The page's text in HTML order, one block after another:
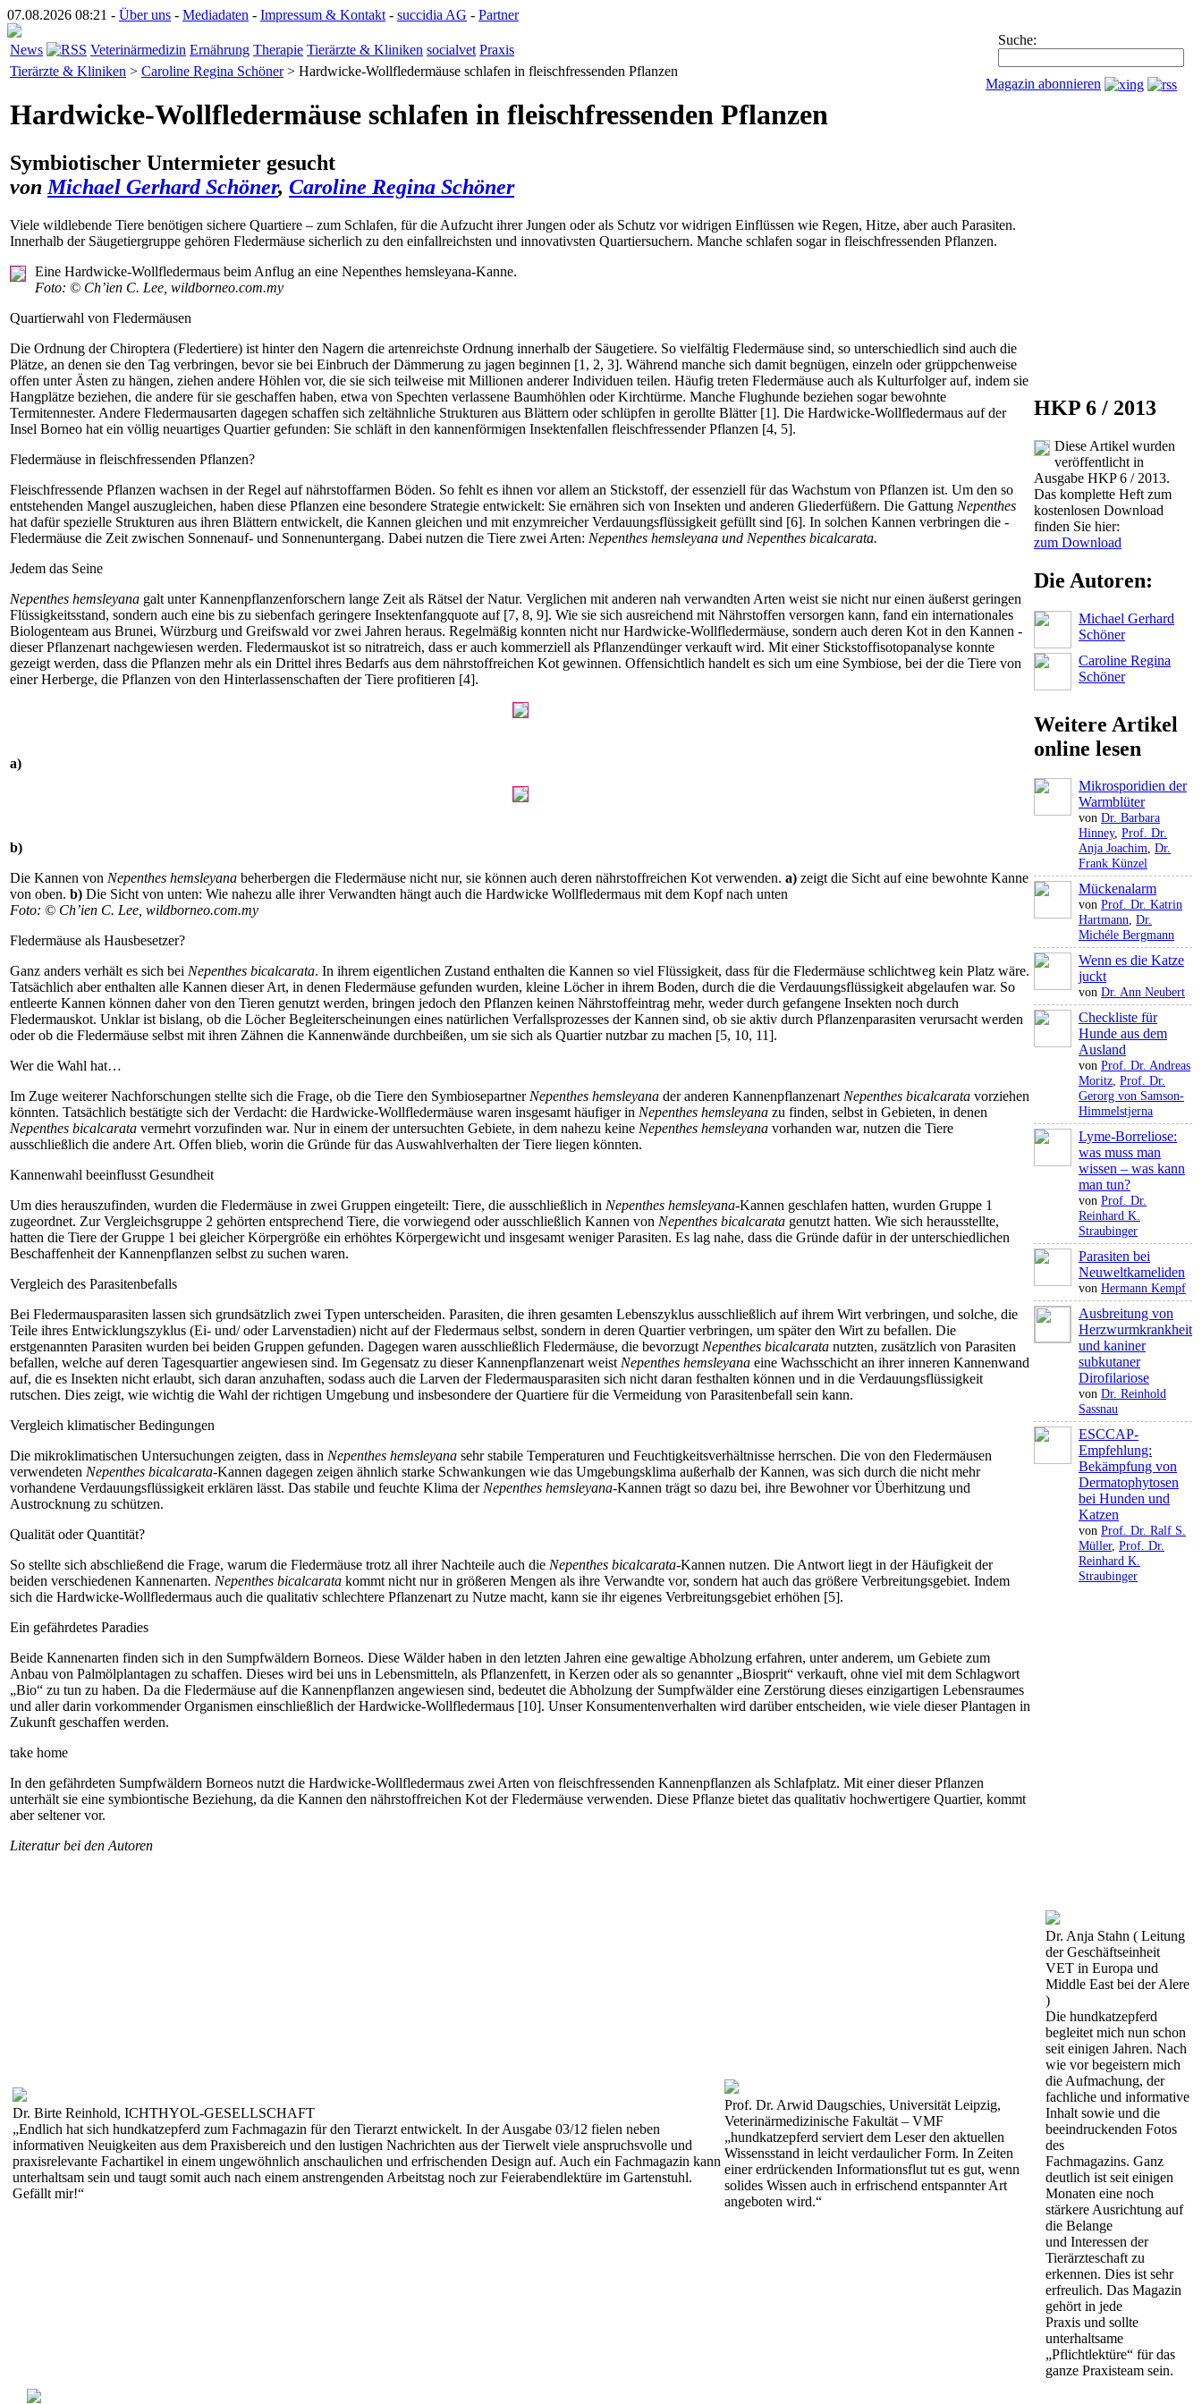
07.08.2026 08:21 - Über uns - Mediadaten - Impressum & Kontakt - succidia AG - Partner
Suche:
Magazin abonnieren
News Veterinärmedizin Ernährung Therapie Tierärzte & Kliniken socialvet Praxis
Tierärzte & Kliniken > Caroline Regina Schöner> Hardwicke-Wollfledermäuse schlafen in fleischfressenden Pflanzen
Hardwicke-Wollfledermäuse schlafen in fleischfressenden Pflanzen
Symbiotischer Untermieter gesucht
von Michael Gerhard Schöner, Caroline Regina Schöner
Viele wildlebende Tiere benötigen sichere Quartiere – zum Schlafen, für die Aufzucht ihrer Jungen oder als Schutz vor widrigen Einflüssen wie Regen, Hitze, aber auch Parasiten.
Innerhalb der Säugetiergruppe gehören Fledermäuse sicherlich zu den einfallreichsten und innovativsten Quartiersuchern. Manche schlafen sogar in fleischfressenden Pflanzen.
Eine Hardwicke-Wollfledermaus beim Anflug an eine Nepenthes hemsleyana-Kanne.
Foto: © Ch’ien C. Lee, wildborneo.com.my
Quartierwahl von Fledermäusen
Die Ordnung der Chiroptera (Fledertiere) ist hinter den Nagern die artenreichste Ordnung innerhalb der Säugetiere. So vielfältig Fledermäuse sind, so unterschiedlich sind auch die
Plätze, an denen sie den Tag verbringen, bevor sie bei Einbruch der Dämmerung zu jagen beginnen [1, 2, 3]. Während manche sich damit begnügen, einzeln oder grüppchenweise
offen unter Ästen zu hängen, ziehen andere Höhlen vor, die sie sich teilweise mit Millionen anderer Indi­viduen teilen. Häufig treten Fledermäuse auch als Kulturfolger auf, indem sie
Hangplätze beziehen, die andere für sie geschaffen haben, etwa von Spechten verlassene Baumhöhlen oder Kirchtürme. Manche Flughunde beziehen sogar bewohnte
Termitennester. Andere Fledermausarten dagegen schaffen sich zeltähnliche Strukturen aus Blättern oder schlüpfen in gerollte Blätter [1]. Die Hardwicke-Wollfledermaus auf der
Insel Borneo hat ein völlig neuartiges Quartier gefunden: Sie schläft in den ­kannenförmigen Insektenfallen fleischfressender Pflanzen [4, 5].
Fledermäuse in fleischfressenden Pflanzen?
Fleischfressende Pflanzen wachsen in der Regel auf nährstoffarmen Böden. So fehlt es ihnen vor allem an Stickstoff, der essenziell für das Wachstum von Pflanzen ist. Um den so
entstehenden Mangel aus­zugleichen, haben diese Pflanzen eine besondere Strategie entwickelt: Sie ernähren sich von Insekten und anderen Glieder­füßern. Die Gattung Nepenthes
hat dafür spezielle Strukturen aus ihren Blättern entwickelt, die Kannen gleichen und mit enzym­reicher Verdauungsflüssigkeit gefüllt sind [6]. In solchen Kannen verbringen die ­
Fledermäuse die Zeit zwischen Sonnenauf- und Sonnenuntergang. Dabei nutzen die Tiere zwei Arten: Nepenthes hemsleyana und Nepenthes bicalcarata.
Jedem das Seine
Nepenthes hemsleyana galt unter Kannenpflanzenforschern lange Zeit als Rätsel der Natur. Verglichen mit anderen nah verwandten Arten weist sie nicht nur einen äußerst geringen
Flüssigkeitsstand, sondern auch eine bis zu siebenfach geringere Insektenfangquote auf [7, 8, 9]. Wie sie sich ausreichend mit Nährstoffen versorgen kann, fand ein internationales
Biologenteam aus Brunei, Würzburg und Greifswald vor zwei Jahren heraus. Regelmäßig konnten nicht nur Hardwicke-Wollfledermäuse, sondern auch deren Kot in den Kannen ­
dieser Pflanzenart nachgewiesen werden. Fledermauskot ist so nitratreich, dass er auch kommerziell als Pflanzendünger verkauft wird. Mit einer Stickstoffisotopanalyse konnte
gezeigt werden, dass die Pflanzen mehr als ein Drittel ihres Bedarfs aus dem nährstoffreichen Kot gewinnen. Offensichtlich handelt es sich um eine Symbiose, bei der die Tiere von
einer Herberge, die Pflanzen von den Hinterlassenschaften der Tiere profitieren [4].
a)
b)
Die Kannen von Nepenthes hemsleyana beherbergen die Fledermäuse nicht nur, sie können auch deren nährstoffreichen Kot verwenden. a) zeigt die Sicht auf eine bewohnte Kanne
von oben. b) Die Sicht von unten: Wie nahezu alle ihrer Verwandten hängt auch die Hardwicke Wollfledermaus mit dem Kopf nach unten
Foto: © Ch’ien C. Lee, wildborneo.com.my
Fledermäuse als Hausbesetzer?
Ganz anders verhält es sich bei Nepenthes bicalcarata. In ihrem eigentlichen Zustand enthalten die Kannen so viel Flüssigkeit, dass für die Fledermäuse schlichtweg kein Platz wäre.
Tatsächlich aber enthalten alle Kannen dieser Art, in denen Fledermäuse gefunden wurden, kleine Löcher in ihrem Boden, durch die die Verdauungsflüssigkeit abgelaufen war. So
entleerte Kannen können daher von den Tieren genutzt werden, bringen jedoch den Pflanzen keinen Nährstoffeintrag mehr, weder durch gefangene Insekten noch durch
Fledermauskot. Unklar ist bislang, ob die Löcher Begleiterscheinungen eines natürlichen Verfallsprozesses der Kannen sind, ob sie aktiv durch Pflanzenparasiten verursacht werden
oder ob die Fledermäuse selbst mit ihren Zähnen die Kannenwände durchbeißen, um sie sich als Quartier nutzbar zu machen [5, 10, 11].
Wer die Wahl hat…
Im Zuge weiterer Nachforschungen stellte sich die Frage, ob die Tiere den Symbiosepartner Nepenthes hemsleyana der anderen Kannenpflanzenart Nepenthes bicalcarata vorziehen
könnten. Tatsächlich bestätigte sich der Verdacht: die Hardwicke-Woll­fledermäuse waren insgesamt häufiger in Nepenthes hemsleyana zu finden, selbst in Gebieten, in denen
Nepenthes bicalcarata vermehrt vorzufinden war. Nur in einem der untersuchten Gebiete, in dem nahezu keine Nepenthes hemsleyana vorhanden war, nutzen die Tiere
ausschließlich die andere Art. Offen blieb, worin die Gründe für das Auswahlverhalten der Tiere liegen könnten.
Kannenwahl beeinflusst Gesundheit
Um dies herauszufinden, wurden die Fledermäuse in zwei Gruppen eingeteilt: Tiere, die ausschließlich in Nepenthes hemsleyana-Kannen geschlafen hatten, wurden Gruppe 1
zugeordnet. Zur Vergleichsgruppe 2 gehörten entsprechend Tiere, die vorwiegend oder ausschließlich Kannen von Nepenthes bicalcarata genutzt hatten. Wie sich herausstellte,
hatten die Tiere der Gruppe 1 bei gleicher Körper­größe ein erhöhtes Körpergewicht und insgesamt weniger Parasiten. Es lag nahe, dass die Gründe dafür in der unterschiedlichen
Beschaffenheit der Kannenpflanzen selbst zu suchen waren.
Vergleich des Parasitenbefalls
Bei Fledermausparasiten lassen sich grundsätzlich zwei Typen unterscheiden. Parasiten, die ihren gesamten Lebenszyklus ausschließlich auf ihrem Wirt verbringen, und solche, die
Teile ihres Entwicklungs­zyklus (Ei- und/ oder Larvenstadien) nicht auf der Fledermaus selbst, sondern in deren Quartier verbringen, um später den Wirt zu befallen. Die
erstgenannten Parasiten wurden bei beiden Gruppen gefunden. Dagegen waren ausschließlich Fledermäuse, die bevorzugt Nepenthes bicalcarata nutzten, zusätzlich von Parasiten
befallen, welche auf deren Tagesquartier angewiesen sind. Im Gegensatz zu dieser Kannenpflanzenart weist Nepenthes hemsleyana eine Wachsschicht an ihrer inneren Kannenwand
auf, die es Insekten nicht erlaubt, sich daran anzuhaften, sodass auch die Larven der Fledermausparasiten sich nicht ­daran festhalten können und in die Verdauungsflüssigkeit
rutschen. Dies zeigt, wie wichtig die Wahl der richtigen Umgebung und insbesondere der Quartiere für die Vermeidung von Parasitenbefall sein kann.
Vergleich klimatischer Bedingungen
Die mikroklimatischen Untersuchungen zeigten, dass in Nepenthes hemsleyana sehr stabile Temperaturen und Feuchtigkeitsverhältnisse herrschen. Die von den Fledermäusen
verwendeten Nepenthes bicalcarata-Kannen dagegen zeigen ähnlich starke Schwankungen wie das Umgebungsklima außerhalb der Kannen, was sich durch die nicht mehr
vorhandene Verdauungsflüssigkeit erklären lässt. Das stabile und feuchte Klima der Nepenthes hems­leyana-Kannen trägt so dazu bei, ihre Bewohner vor Überhitzung und
Austrocknung zu schützen.
Qualität oder Quantität?
So stellte sich abschließend die Frage, ­warum die Fledermäuse trotz all ihrer Nachteile auch die Nepenthes bicalcarata-Kannen nutzen. Die Antwort liegt in der Häufigkeit der
beiden verschiedenen Kannenarten. Nepenthes bicalcarata kommt nicht nur in größeren Mengen als ihre Verwandte vor, sondern hat auch das größere Verbreitungsgebiet. Indem
sich die Hardwicke-Wollfledermaus auch die qualitativ schlechtere Pflanzenart zu Nutze macht, kann sie ihr eigenes Verbreitungsgebiet erhöhen [5].
Ein gefährdetes Paradies
Beide Kannenarten finden sich in den Sumpfwäldern Borneos. Diese Wälder ­haben in den letzten Jahren eine gewaltige Abholzung erfahren, unter anderem, um Gebiete zum
Anbau von Palmölplantagen zu schaffen. Dieses wird bei uns in Lebensmitteln, als Pflanzenfett, in Kerzen oder als so genannter „Biosprit“ verkauft, ohne viel mit dem Schlagwort
„Bio“ zu tun zu haben. Da die Fledermäuse auf die Kannenpflanzen angewiesen sind, bedeutet die Abholzung der Sumpfwälder eine Zerstörung dieses einzigartigen Lebensraumes
und ­aller darin vorkommender Organismen einschließlich der Hardwicke-Wollfledermaus [10]. Unser Konsumentenverhalten wird darüber entscheiden, wie viele dieser Plantagen in
Zukunft geschaffen werden.
take home
In den gefährdeten Sumpfwäldern Borneos nutzt die Hardwicke-Woll­fledermaus zwei Arten von fleischfressenden Kannenpflanzen als Schlafplatz. Mit einer dieser Pflanzen
unterhält sie eine symbiontische Beziehung, da die Kannen den nährstoffreichen Kot der Fledermäuse verwenden. Diese Pflanze bietet das qualitativ hochwertigere Quartier, kommt
aber seltener vor.
Literatur bei den Autoren
HKP 6 / 2013
Diese Artikel wurden
veröffentlicht in
Ausgabe HKP 6 / 2013.
Das komplette Heft zum
kostenlosen Download
finden Sie hier:
zum Download
Die Autoren:
Michael Gerhard
Schöner
Caroline Regina
Schöner
Weitere Artikel
online lesen
Mikrosporidien der
Warmblüter
von Dr. Barbara
Hinney, Prof. Dr.
Anja Joachim, Dr.
Frank Künzel
Mückenalarm
von Prof. Dr. Katrin
Hartmann, Dr.
Michéle Bergmann
Wenn es die Katze
juckt
von Dr. Ann Neubert
Checkliste für
Hunde aus dem
Ausland
von Prof. Dr. Andreas
Moritz, Prof. Dr.
Gerorg von Samson-
Himmelstjerna
Lyme-Borreliose:
was muss man
wissen – was kann
man tun?
von Prof. Dr.
Reinhard K.
Straubinger
Parasiten bei
Neuweltkameliden
von Hermann Kempf
Ausbreitung von
Herzwurmkrankheit
und kaniner
subkutaner
Dirofilariose
von Dr. Reinhold
Sassnau
ESCCAP-
Empfehlung:
Bekämpfung von
Dermatophytosen
bei Hunden und
Katzen
von Prof. Dr. Ralf S.
Müller, Prof. Dr.
Reinhard K.
Straubinger
Dr. Birte Reinhold, ICHTHYOL-GESELLSCHAFT
„Endlich hat sich hundkatzepferd zum Fachmagazin für den Tierarzt entwickelt. In der Ausgabe 03/12 fielen neben
informativen Neuigkeiten aus dem Praxisbereich und den lustigen Nachrichten aus der Tierwelt viele anspruchsvolle und
praxisrelevante Fachartikel in einem ungewöhnlich anschaulichen und erfrischenden Design auf. Auch ein Fachmagazin kann
unterhaltsam sein und taugt somit auch nach einem anstrengenden Arbeitstag noch zur Feierabendlektüre im Gartenstuhl.
Gefällt mir!“
Prof. Dr. Arwid Daugschies, Universität Leipzig,
Veterinärmedizinische Fakultät – VMF
„hundkatzepferd serviert dem Leser den aktuellen
Wissensstand in leicht verdaulicher Form. In Zeiten
einer erdrückenden Informationsflut tut es gut, wenn
solides Wissen auch in erfrischend entspannter Art
angeboten wird.“
Dr. Anja Stahn ( Leitung
der Geschäftseinheit
VET in Europa und
Middle East bei der Alere
)
Die hundkatzepferd
begleitet mich nun schon
seit einigen Jahren. Nach
wie vor begeistern mich
die Aufmachung, der
fachliche und informative
Inhalt sowie und die
beeindruckenden Fotos
des
Fachmagazins. Ganz
deutlich ist seit einigen
Monaten eine noch
stärkere Ausrichtung auf
die Belange
und Interessen der
Tierärzteschaft zu
erkennen. Dies ist sehr
erfreulich. Das Magazin
gehört in jede
Praxis und sollte
unterhaltsame
„Pflichtlektüre“ für das
ganze Praxisteam sein.